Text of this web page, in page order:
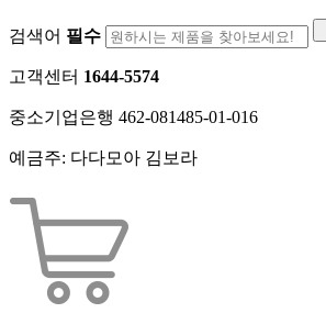
검색어 필수
고객센터 1644-5574
중소기업은행 462-081485-01-016
예금주: 다다모아 김보라